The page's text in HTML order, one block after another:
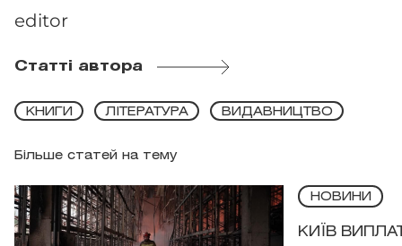
editor
Статті автора
Більше статей на тему
КНИГИ ЛІТЕРАТУРА ВИДАВНИЦТВО
НОВИНИ
КИЇВ